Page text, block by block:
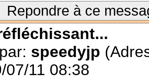
Repondre à ce
speedyjp
07/11 08:38